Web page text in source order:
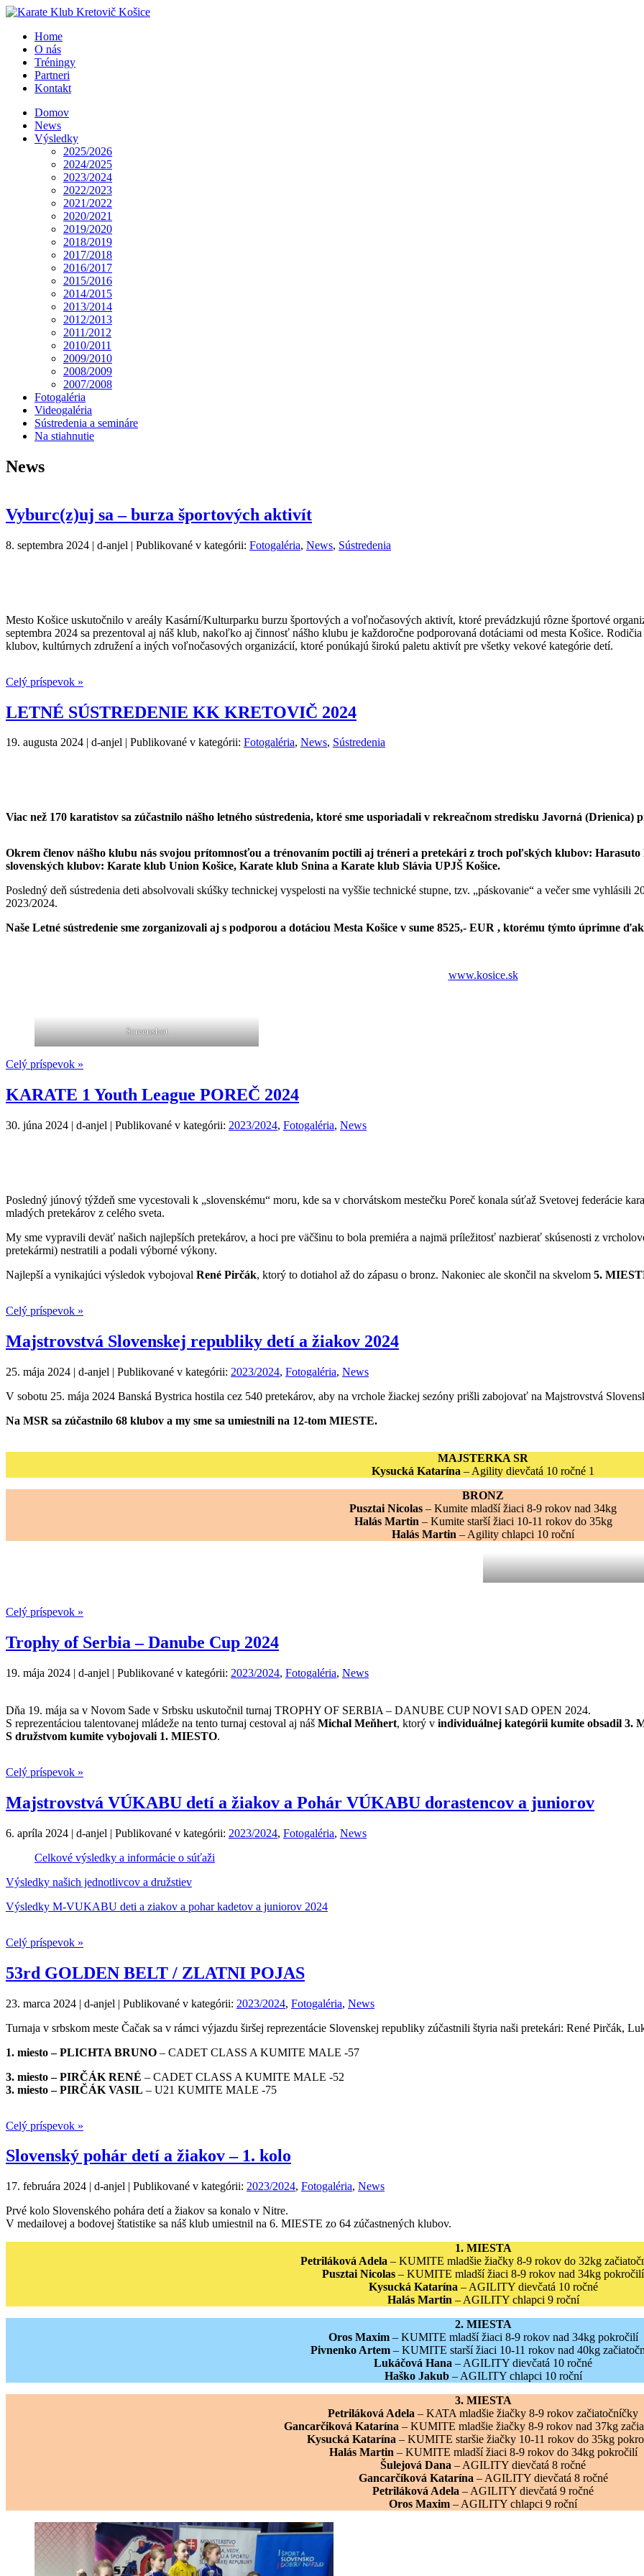
Home
O nás
Tréningy
Partneri
Kontakt
Domov
News
Výsledky
2025/2026
2024/2025
2023/2024
2022/2023
2021/2022
2020/2021
2019/2020
2018/2019
2017/2018
2016/2017
2015/2016
2014/2015
2013/2014
2012/2013
2011/2012
2010/2011
2009/2010
2008/2009
2007/2008
Fotogaléria
Videogaléria
Sústredenia a semináre
Na stiahnutie
News
Vyburc(z)uj sa – burza športových aktivít
8. septembra 2024 | d-anjel | Publikované v kategórii: Fotogaléria, News, Sústredenia
Mesto Košice uskutočnilo v areály Kasární/Kulturparku burzu športových a voľnočasových aktivít, ktoré prevádzkujú rôzne športové
septembra 2024 sa prezentoval aj náš klub, nakoľko aj činnosť nášho klubu je každoročne podporovaná dotáciami od mesta Košice.
klubov, kultúrnych združení a iných voľnočasových organizácií, ktoré ponúkajú širokú paletu aktivít pre všetky vekové kategórie detí.
Celý príspevok »
LETNÉ SÚSTREDENIE KK KRETOVIČ 2024
19. augusta 2024 | d-anjel | Publikované v kategórii: Fotogaléria, News, Sústredenia
Viac než 170 karatistov sa zúčastnilo nášho letného sústredenia, ktoré sme usporiadali v rekreačnom stredisku Javorná (Drienica)
Okrem členov nášho klubu nás svojou prítomnosťou a trénovaním poctili aj tréneri a pretekári z troch poľských klubov: Harasuto
slovenských klubov: Karate klub Union Košice, Karate klub Snina a Karate klub Slávia UPJŠ Košice.
Posledný deň sústredenia deti absolvovali skúšky technickej vyspelosti na vyššie technické stupne, tzv. „páskovanie“ a večer sme vyhlásili
2023/2024.
Naše Letné sústredenie sme zorganizovali aj s podporou a dotáciou Mesta Košice v sume 8525,- EUR , ktorému týmto úprimne
www.kosice.sk
Screenshot
Celý príspevok »
KARATE 1 Youth League POREČ 2024
30. júna 2024 | d-anjel | Publikované v kategórii: 2023/2024, Fotogaléria, News
Posledný júnový týždeň sme vycestovali k „slovenskému“ moru, kde sa v chorvátskom mestečku Poreč konala súťaž Svetovej federácie
mladých pretekárov z celého sveta.
My sme vypravili deväť našich najlepších pretekárov, a hoci pre väčšinu to bola premiéra a najmä príležitosť nazbierať skúsenosti z
pretekármi) nestratili a podali výborné výkony.
Najlepší a vynikajúci výsledok vybojoval René Pirčák, ktorý to dotiahol až do zápasu o bronz. Nakoniec ale skončil na skvelom 5.
Celý príspevok »
Majstrovstvá Slovenskej republiky detí a žiakov 2024
25. mája 2024 | d-anjel | Publikované v kategórii: 2023/2024, Fotogaléria, News
V sobotu 25. mája 2024 Banská Bystrica hostila cez 540 pretekárov, aby na vrchole žiackej sezóny prišli zabojovať na Majstrovstvá
Na MSR sa zúčastnilo 68 klubov a my sme sa umiestnili na 12-tom MIESTE.
MAJSTERKA SR
Kysucká Katarína – Agility dievčatá 10 ročné 1
BRONZ
Pusztai Nicolas – Kumite mladší žiaci 8-9 rokov nad 34kg
Halás Martin – Kumite starší žiaci 10-11 rokov do 35kg
Halás Martin – Agility chlapci 10 roční
Celý príspevok »
Trophy of Serbia – Danube Cup 2024
19. mája 2024 | d-anjel | Publikované v kategórii: 2023/2024, Fotogaléria, News
Dňa 19. mája sa v Novom Sade v Srbsku uskutočnil turnaj TROPHY OF SERBIA – DANUBE CUP NOVI SAD OPEN 2024.
S reprezentáciou talentovanej mládeže na tento turnaj cestoval aj náš Michal Meňhert, ktorý v individuálnej kategórii kumite obsadil 3.
S družstvom kumite vybojovali 1. MIESTO.
Celý príspevok »
Majstrovstvá VÚKABU detí a žiakov a Pohár VÚKABU dorastencov a juniorov
6. apríla 2024 | d-anjel | Publikované v kategórii: 2023/2024, Fotogaléria, News
Celkové výsledky a informácie o súťaži
Výsledky našich jednotlivcov a družstiev
Výsledky M-VUKABU deti a ziakov a pohar kadetov a juniorov 2024
Celý príspevok »
53rd GOLDEN BELT / ZLATNI POJAS
23. marca 2024 | d-anjel | Publikované v kategórii: 2023/2024, Fotogaléria, News
Turnaja v srbskom meste Čačak sa v rámci výjazdu širšej reprezentácie Slovenskej republiky zúčastnili štyria naši pretekári: René Pirčák,
1. miesto – PLICHTA BRUNO – CADET CLASS A KUMITE MALE -57
3. miesto – PIRČÁK RENÉ – CADET CLASS A KUMITE MALE -52
3. miesto – PIRČÁK VASIL – U21 KUMITE MALE -75
Celý príspevok »
Slovenský pohár detí a žiakov – 1. kolo
17. februára 2024 | d-anjel | Publikované v kategórii: 2023/2024, Fotogaléria, News
Prvé kolo Slovenského pohára detí a žiakov sa konalo v Nitre.
V medailovej a bodovej štatistike sa náš klub umiestnil na 6. MIESTE zo 64 zúčastnených klubov.
1. MIESTA
Petriláková Adela – KUMITE mladšie žiačky 8-9 rokov do 32kg
Pusztai Nicolas – KUMITE mladší žiaci 8-9 rokov nad 34kg pokročilí
Kysucká Katarína – AGILITY dievčatá 10 ročné
Halás Martin – AGILITY chlapci 9 roční
2. MIESTA
Oros Maxim– KUMITE mladší žiaci 8-9 rokov nad 34kg pokročilí
Pivnenko Artem– KUMITE starší žiaci 10-11 rokov nad 40kg
Lukáčová Hana – AGILITY dievčatá 10 ročné
Haško Jakub– AGILITY chlapci 10 roční
3. MIESTA
Petriláková Adela – KATA mladšie žiačky 8-9 rokov začiatočníčky
Gancarčiková Katarína – KUMITE mladšie žiačky 8-9 rokov nad 37kg
Kysucká Katarína – KUMITE staršie žiačky 10-11 rokov do 35kg
Halás Martin – KUMITE mladší žiaci 8-9 rokov do 34kg pokročilí
Šulejová Dana – AGILITY dievčatá 8 ročné
Gancarčíková Katarína – AGILITY dievčatá 8 ročné
Petriláková Adela – AGILITY dievčatá 9 ročné
Oros Maxim – AGILITY chlapci 9 roční